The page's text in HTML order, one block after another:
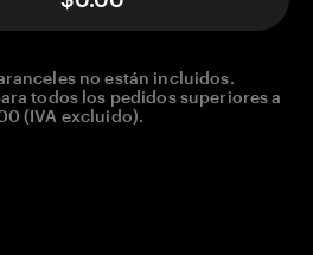
no están incluidos.
todos los pedidos superiores a
(IVA excluido).